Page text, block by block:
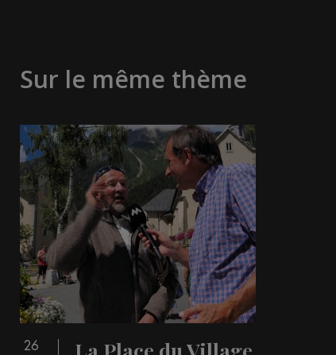
Sur le même thème
26
La Place du Village